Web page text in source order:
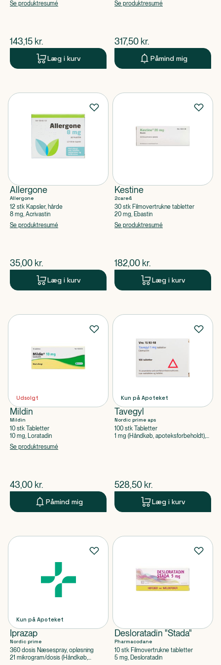
apoteksforbeholdt),
Se produktresumé
$nuværende pris
143,15 kr.
Læg i kurv
Ketotifenhydrogenfumarat
Se produktresumé
$nuværende pris
317,50 kr.
Påmind mig
Allergone
Allergone
12 stk Kapsler, hårde
8 mg, Acrivastin
Se produktresumé
$nuværende pris
35,00 kr.
Læg i kurv
Kestine
2care4
30 stk Filmovertrukne tabletter
20 mg, Ebastin
Se produktresumé
$nuværende pris
182,00 kr.
Læg i kurv
Udsolgt
Mildin
Mildin
10 stk Tabletter
10 mg, Loratadin
Se produktresumé
$nuværende pris
43,00 kr.
Påmind mig
Kun på Apoteket
Tavegyl
Nordic prime aps
100 stk Tabletter
1 mg (Håndkøb, apoteksforbeholdt),
$nuværende pris
528,50 kr.
Læg i kurv
Kun på Apoteket
Iprazap
Nordic prime
360 dosis Næsespray, opløsning
21 mikrogram/dosis (Håndkøb,
Desloratadin "Stada"
Pharmacodane
10 stk Filmovertrukne tabletter
5 mg, Desloratadin